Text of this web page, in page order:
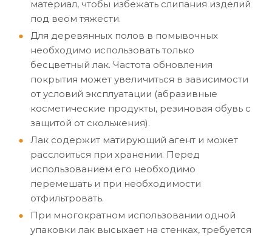
материал, чтобы избежать слипания изделий
под веом тяжести.
Для деревянных полов в помывочных
необходимо использовать только
бесцветный лак. Частота обновления
покрытия может увеличиться в зависимости
от условий эксплуатации (абразивные
косметические продукты, резиновая обувь с
защитой от скольжения).
Лак содержит матирующий агент и может
расслоиться при хранении. Перед
использованием его необходимо
перемешать и при необходимости
отфильтровать.
При многократном использовании одной
упаковки лак высыхает на стенках, требуется